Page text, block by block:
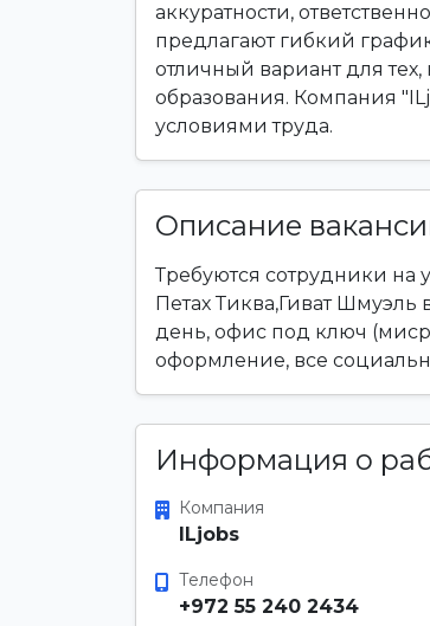
аккуратности,
предлагают гибкий
отличный вариант для
образования. Компания
условиями труда.
Описание
Требуются сотрудники на
Петах Тиква,Гиват
день, офис под ключ
оформление, все
Информация о
Компания
ILjobs
Телефон
+972 55 240 2434